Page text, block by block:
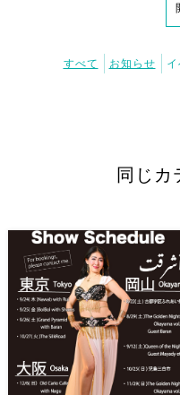
すべて お知らせ イ
同じカ